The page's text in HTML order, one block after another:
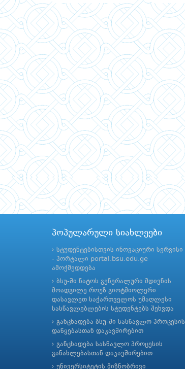
პოპულარული სიახლეები
სტუდენტებისთვის ინოვაციური სერვისი
- პორტალი portal.bsu.edu.ge
ამოქმედდება
ბსუ-ში ნატოს გენერალური მდივნის
მოადგილე როუზ გიოტმიოლერი
დასავლეთ საქართველოს უმაღლესი
სასწავლებლების სტუდენტებს შეხვდა
განცხადება ბსუ-ში სასწავლო პროცესის
დაწყებასთან დაკავშირებით
განცხადება სასწავლო პროცესის
განახლებასთან დაკავშირებით
უნივერსიტეტის მიზნობრივი